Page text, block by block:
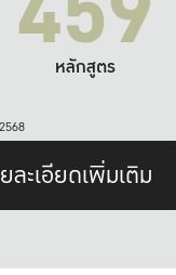
หลักสูตร
ละเอียดเพิ่มเติม